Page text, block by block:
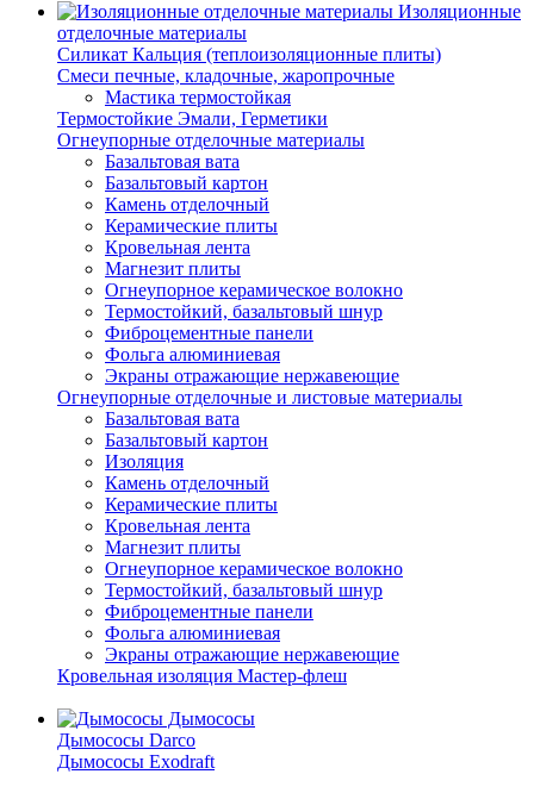
Изоляционные
отделочные материалы
Силикат Кальция (теплоизоляционные плиты)
Смеси печные, кладочные, жаропрочные
Мастика термостойкая
Термостойкие Эмали, Герметики
Огнеупорные отделочные материалы
Базальтовая вата
Базальтовый картон
Камень отделочный
Керамические плиты
Кровельная лента
Магнезит плиты
Огнеупорное керамическое волокно
Термостойкий, базальтовый шнур
Фиброцементные панели
Фольга алюминиевая
Экраны отражающие нержавеющие
Огнеупорные отделочные и листовые материалы
Базальтовая вата
Базальтовый картон
Изоляция
Камень отделочный
Керамические плиты
Кровельная лента
Магнезит плиты
Огнеупорное керамическое волокно
Термостойкий, базальтовый шнур
Фиброцементные панели
Фольга алюминиевая
Экраны отражающие нержавеющие
Кровельная изоляция Мастер-флеш
Дымососы
Дымососы Darco
Дымососы Exodraft